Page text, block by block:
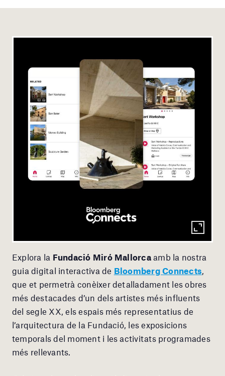
Explora la Fundació Miró Mallorcaamb la nostra
guia digital interactiva de Bloomberg Connects
que et permetrà conèixer detalladament les obres
més destacades d’un dels artistes més influents
del segle XX, els espais més representatius de
l’arquitectura de la Fundació, les exposicions
temporals del moment i les activitats programades
més rellevants.